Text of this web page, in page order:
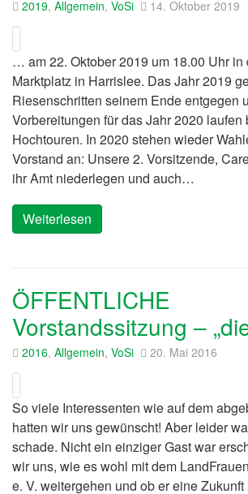
14. Oktober 2019
2019, Allgemein, VoSi
… am 22. Oktober 2019 um 18.00 Uhr in
Marktplatz in Harrislee. Das Jahr 2019
Riesenschritten seinem Ende entgegen
Vorbereitungen für das Jahr 2020 laufen
Hochtouren. In 2020 stehen wieder
Vorstand an: Unsere 2. Vorsitzende,
ihr Amt niederlegen und auch…
Weiterlesen
ÖFFENTLICHE
Vorstandssitzung –
20. Mai 2016
2016, Allgemein, VoSi
So viele Interessenten wie auf dem
hatten wir uns gewünscht! Aber leider
schade. Nicht ein einziger Gast war
wir uns, wie es wohl mit dem
e. V. weitergehen und ob er eine